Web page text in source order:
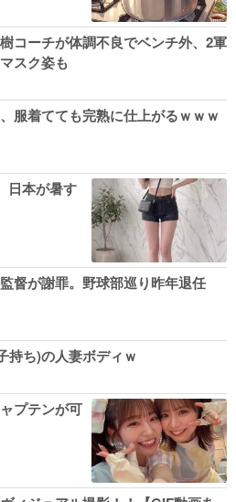
コーチが体調不良でベンチ外、2軍
スク姿も
服着てても完熟に仕上がるｗｗｗ
日本が暑す
督が謝罪。野球部巡り昨年退任
持ち)の人妻ボディｗ
プテンが可